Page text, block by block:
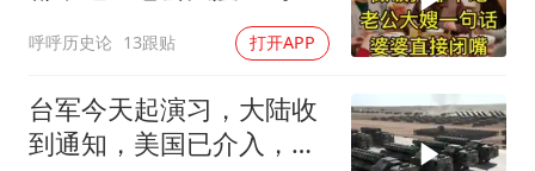
呼呼历史论 13跟贴 打开APP
台军今天起演习，大陆收
到通知，美国已介入，日